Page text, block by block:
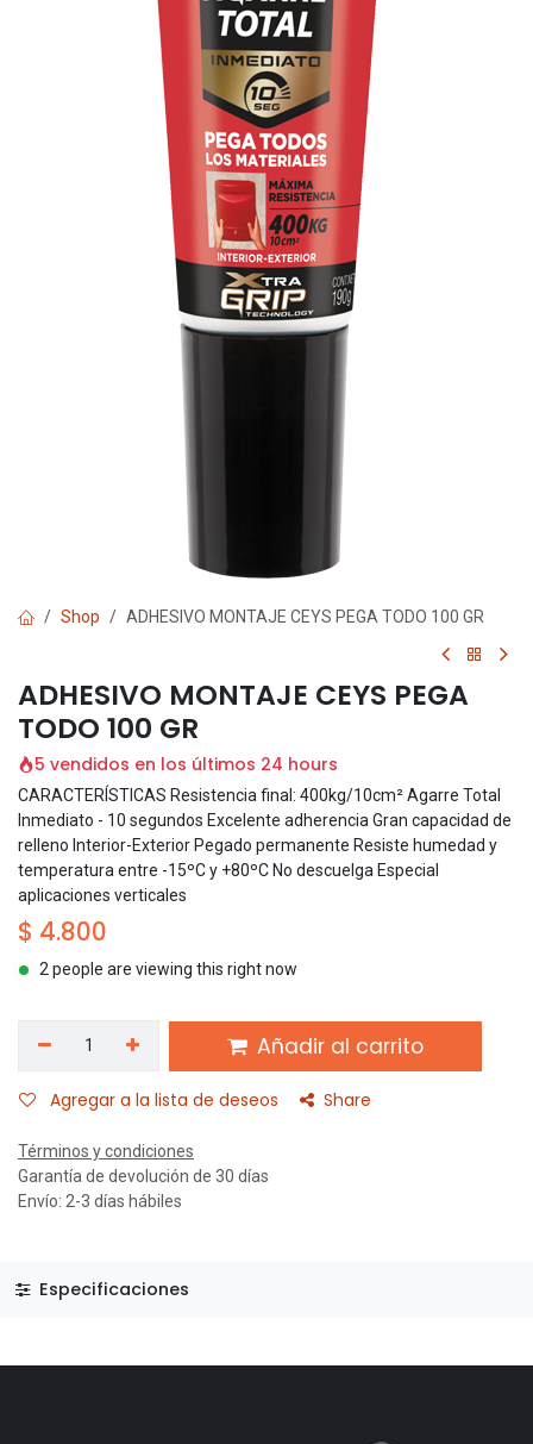
Shop ADHESIVO MONTAJE CEYS PEGA TODO 100 GR
ADHESIVO MONTAJE CEYS PEGA
TODO 100 GR
5 vendidos en los últimos 24 hours
CARACTERÍSTICAS Resistencia final: 400kg/10cm² Agarre Total
Inmediato - 10 segundos Excelente adherencia Gran capacidad de
relleno Interior-Exterior Pegado permanente Resiste humedad y
temperatura entre -15ºC y +80ºC No descuelga Especial
aplicaciones verticales
$ 4.800
2 people are viewing this right now
Añadir al carrito
Agregar a la lista de deseos Share
Términos y condiciones
Garantía de devolución de 30 días
Envío: 2-3 días hábiles
Especificaciones